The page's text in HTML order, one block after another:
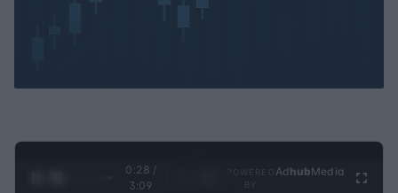
0:29 /
3:09
Ad hubMedia